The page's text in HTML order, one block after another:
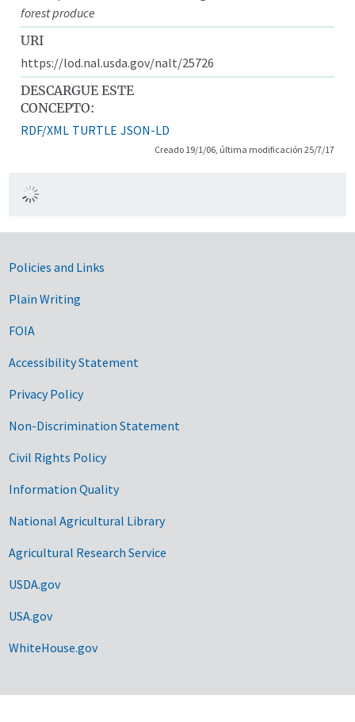
forest produce
URI
https://lod.nal.usda.gov/nalt/25726
DESCARGUE ESTE
CONCEPTO:
RDF/XML TURTLE JSON-LD
Creado 19/1/06, última modificación 25/7/17
Government Links
Policies and Links
Plain Writing
FOIA
Accessibility Statement
Privacy Policy
Non-Discrimination Statement
Civil Rights Policy
Information Quality
National Agricultural Library
Agricultural Research Service
USDA.gov
USA.gov
WhiteHouse.gov